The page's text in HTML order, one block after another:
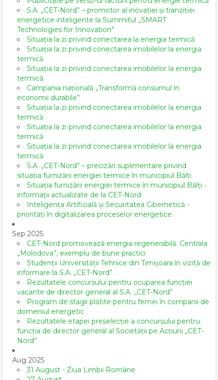
S.A. „CET-Nord” – promotor al inovației și tranziției
energetice inteligente la Summitul „SMART
Technologies for Innovation”
Situația la zi privind conectarea la energia termică
Situația la zi privind conectarea imobilelor la energia
termică
Situația la zi privind conectarea imobilelor la energia
termică
Campania națională „Transformă consumul în
economii durabile”
Situația la zi privind conectarea imobilelor la energia
termică
Situația la zi privind conectarea imobilelor la energia
termică
Situația la zi privind conectarea imobilelor la energia
termică
S.A. „CET-Nord” – precizări suplimentare privind
situația furnizării energiei termice în municipiul Bălți
Situația furnizării energiei termice în municipiul Bălți -
informații actualizate de la CET-Nord
Inteligența Artificială și Securitatea Cibernetică -
priorități în digitalizarea proceselor energetice
Sep 2025
CET-Nord promovează energia regenerabilă. Centrala
„Molodova”, exemplu de bune practici
Studenții Universității Tehnice din Timișoara în vizită de
informare la S.A. „CET-Nord”
Rezultatele concursului pentru ocuparea funcției
vacante de director general al S.A. ,,CET-Nord”
Program de stagii plătite pentru femei în companii de
domeniul energetic
Rezultatele etapei preselecție a concursului pentru
funcția de director general al Societăţii pe Acţiuni „CET-
Nord”
Aug 2025
31 August - Ziua Limbii Române